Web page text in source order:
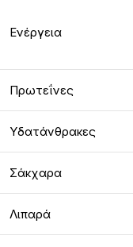
Ενέργεια
Πρωτεΐνες
Υδατάνθρακες
Σάκχαρα
Λιπαρά